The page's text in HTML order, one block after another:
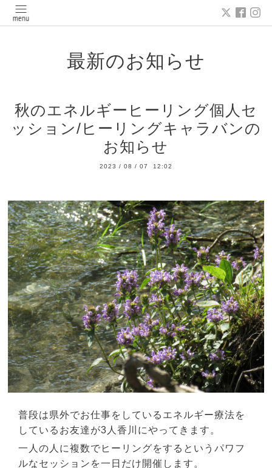
最新のお知らせ
秋のエネルギーヒーリング個人セ
ッション/ヒーリングキャラバンの
お知らせ
2023 / 08 / 07 12:02
普段は県外でお仕事をしているエネルギー療法を
しているお友達が3人香川にやってきます。
一人の人に複数でヒーリングをするというパワフ
ルなセッションを一日だけ開催します。